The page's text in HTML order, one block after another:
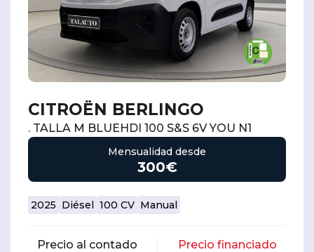
CITROËN BERLINGO
. TALLA M BLUEHDI 100 S&S 6V YOU N1
Mensualidad desde
300€
2025 Diésel 100 CV Manual
Precio al contado Precio financiado